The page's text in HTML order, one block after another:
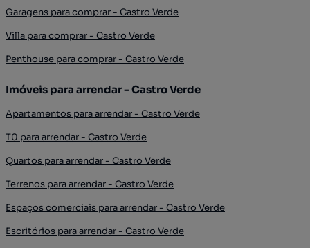
Garagens para comprar - Castro Verde
Villa para comprar - Castro Verde
Penthouse para comprar - Castro Verde
Imóveis para arrendar - Castro Verde
Apartamentos para arrendar - Castro Verde
T0 para arrendar - Castro Verde
Quartos para arrendar - Castro Verde
Terrenos para arrendar - Castro Verde
Espaços comerciais para arrendar - Castro Verde
Escritórios para arrendar - Castro Verde